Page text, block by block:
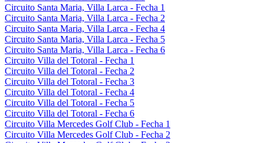
Circuito Santa Maria, Villa Larca - Fecha 1
Circuito Santa Maria, Villa Larca - Fecha 2
Circuito Santa Maria, Villa Larca - Fecha 4
Circuito Santa Maria, Villa Larca - Fecha 5
Circuito Santa Maria, Villa Larca - Fecha 6
Circuito Villa del Totoral - Fecha 1
Circuito Villa del Totoral - Fecha 2
Circuito Villa del Totoral - Fecha 3
Circuito Villa del Totoral - Fecha 4
Circuito Villa del Totoral - Fecha 5
Circuito Villa del Totoral - Fecha 6
Circuito Villa Mercedes Golf Club - Fecha 1
Circuito Villa Mercedes Golf Club - Fecha 2